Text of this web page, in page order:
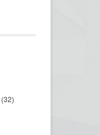
(32)